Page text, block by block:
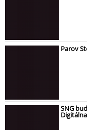
Parov
SNG